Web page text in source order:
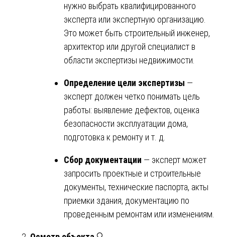
нужно выбрать квалифицированного
эксперта или экспертную организацию.
Это может быть строительный инженер,
архитектор или другой специалист в
области экспертизы недвижимости.
Определение цели экспертизы —
эксперт должен четко понимать цель
работы: выявление дефектов, оценка
безопасности эксплуатации дома,
подготовка к ремонту и т. д.
Сбор документации — эксперт может
запросить проектные и строительные
документы, технические паспорта, акты
приемки здания, документацию по
проведенным ремонтам или изменениям.